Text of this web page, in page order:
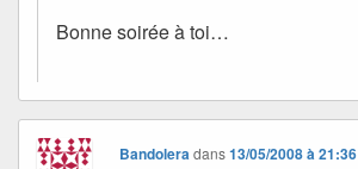
Bonne soirée à toi…
Bandoleradans13/05/2008 à 21:36